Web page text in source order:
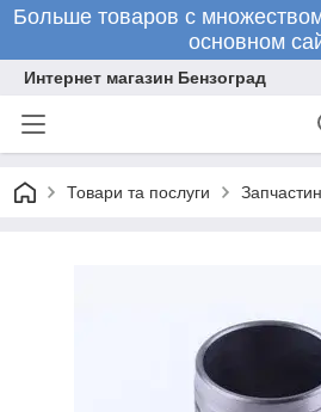
Больше товаров с
основном
Интернет магазин Бензоград
Товари та послуги